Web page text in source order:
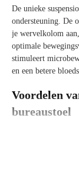
De unieke
ondersteuning. De
je wervelkolom
optimale
stimuleert
en een betere
Voordelen
bureaustoel
ergonomie en